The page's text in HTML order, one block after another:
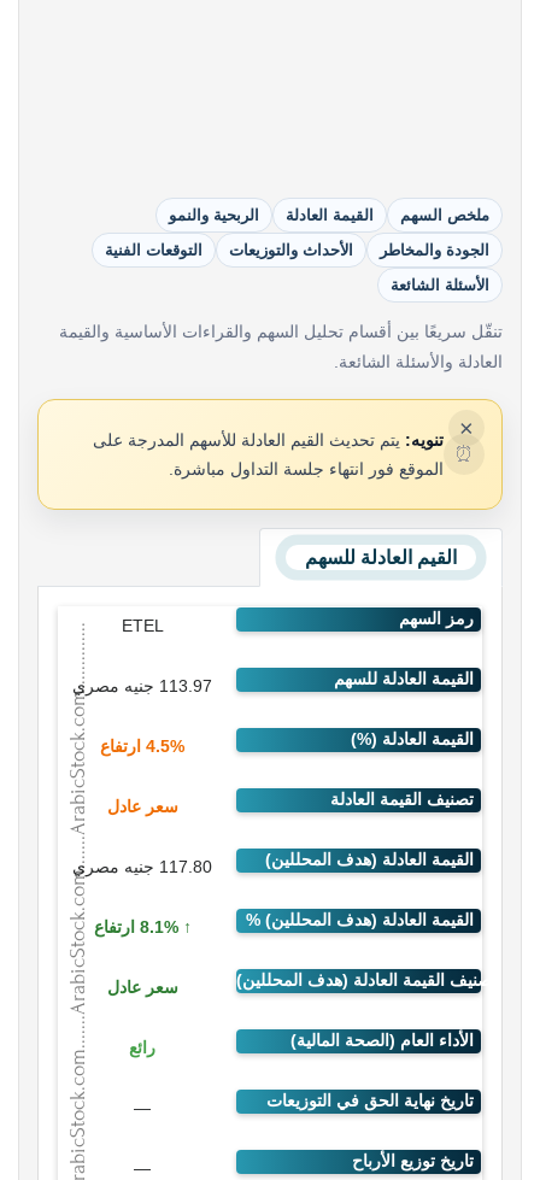
ملخص السهم القيمة العادلة
الربحية والنمو
الجودة والمخاطر
الأحداث والتوزيعات
التوقعات الفنية
الأسئلة الشائعة
تنقّل سريعًا بين أقسام تحليل السهم والقراءات الأساسية والقيمة
العادلة والأسئلة الشائعة.
×
⏰
تنويه: يتم تحديث القيم العادلة للأسهم المدرجة على
الموقع فور انتهاء جلسة التداول مباشرة.
القيم العادلة للسهم
ETEL
113.97 جنيه مصري
4.5% ارتفاع
سعر عادل
117.80 جنيه مصري
8.1% ارتفاع
سعر عادل
رائع
—
—